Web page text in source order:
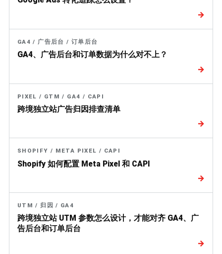
→
GA4 / 广告后台 / 订单后台
GA4、广告后台和订单数据为什么对不上？
→
PIXEL / GTM / GA4 / CAPI
跨境独立站广告归因排查清单
→
SHOPIFY / META PIXEL / CAPI
Shopify 如何配置 Meta Pixel 和 CAPI
→
UTM / 归因 / GA4
跨境独立站 UTM 参数怎么设计，才能对齐 GA4、广
告后台和订单后台
→